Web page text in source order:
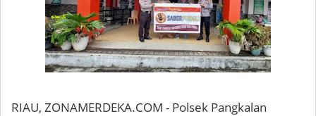
RIAU, ZONAMERDEKA.COM - Polsek Pangkalan